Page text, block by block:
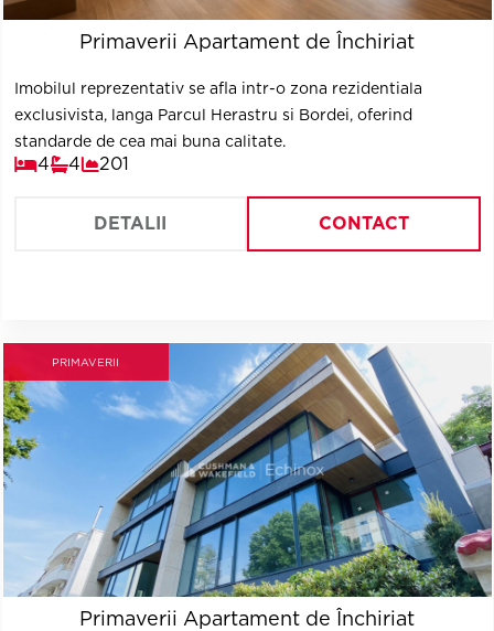
Primaverii Apartament de Închiriat
Imobilul reprezentativ se afla intr-o zona rezidentiala
exclusivista, langa Parcul Herastru si Bordei, oferind
standarde de cea mai buna calitate.
4 4 201
DETALII CONTACT
PRIMAVERII
Primaverii Apartament de Închiriat